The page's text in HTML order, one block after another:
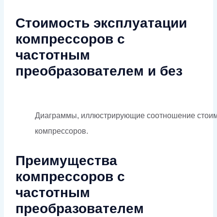
Стоимость эксплуатации
компрессоров с
частотным
преобразователем и без
Диаграммы, иллюстрирующие соотношение
компрессоров.
Преимущества
компрессоров с
частотным
преобразователем